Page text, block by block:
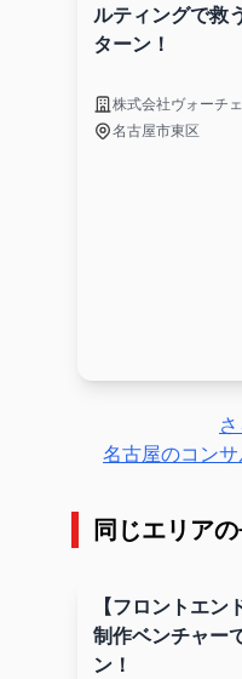
ルティングで救
ターン！
株式会社ヴォーチェ
名古屋市東区
名古屋のコン
同じエリア
【フロントエ
制作ベンチャー
ン！